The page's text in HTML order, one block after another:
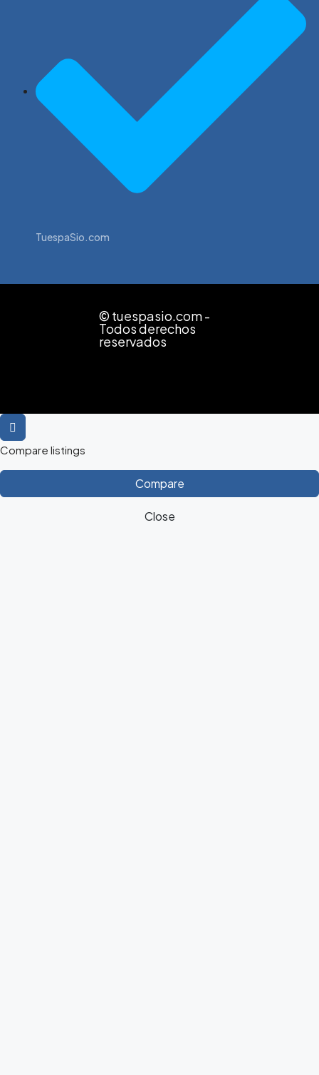
TuespaSio.com
© tuespasio.com -
Todos derechos
reservados
Compare listings
Compare
Close